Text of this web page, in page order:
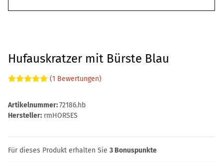
Hufauskratzer mit Bürste Blau
(1 Bewertungen)
Artikelnummer:72186.hb
Hersteller: rmHORSES
Für dieses Produkt erhalten Sie 3 Bonuspunkte